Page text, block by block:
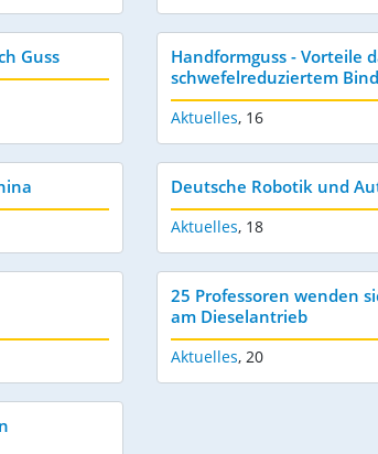
Guss
Handformguss - Vorteile
schwefelreduziertem
Aktuelles, 16
Deutsche Robotik und
Aktuelles, 18
25 Professoren wenden
am Dieselantrieb
Aktuelles, 20